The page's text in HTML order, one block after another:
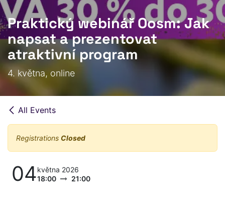
Praktický webinář Oosm: Jak
napsat a prezentovat
atraktivní program
4. května, online
All Events
Registrations Closed
04května 2026
18:00
21:00